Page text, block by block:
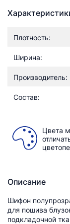
Плотность:
Ширина:
Производитель:
Состав:
Цвета
Описание
Шифон
для пошива
подкладочной